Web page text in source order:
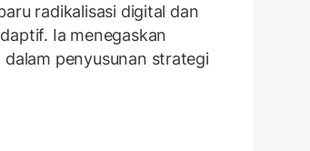
radikalisasi digital dan
Ia menegaskan
penyusunan strategi